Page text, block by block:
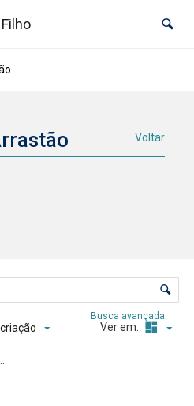
Voltar
e visualização
Busca avançada
Ver em: